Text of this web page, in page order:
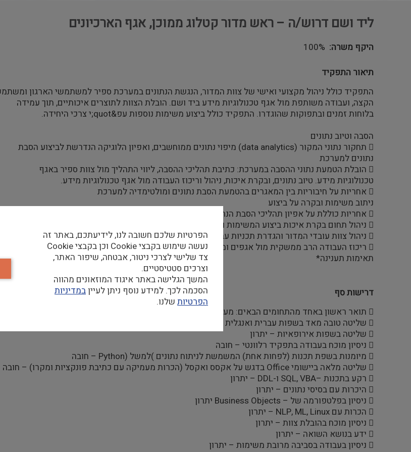
ליד ושם דרוש/ה – ראש מדור קטלוג ממוכן, אגף הארכיונים
היקף משרה 100%
תיאור התפקיד
התפקיד כולל ניהול מקצועי ואישי של צוות המדור, הנגשת הנתונים במערכת ספיר למשתמשי הארגון
הקצה, ועבודה משותפת מול אגף טכנולוגיות מידע ביד ושם. הובלת הצוות לתוצרים איכותיים, תוך עמידה
בלוחות זמנים ובתפוקות שהוגדרו. התפקיד כולל ביצוע משימות נוספות עפ&quot;י צרכי היחידה.
הסבה וטיוב נתונים
 תחקור נתוני המקור (data analytics) מיפוי נתונים ממוחשבים, ואפיון הלוגיקה הנדרשת לביצוע הסבת
נתונים למערכת
 הובלת הטמעת נתוני ההסבה במערכת: כתיבת תהליכי ההסבה, ליווי התהליך מול צוות ספיר באגף
טכנולוגיות מידע. טיוב נתונים, ובקרת איכות, ניהול וריכוז העבודה מול אגף טכנולוגיות מידע.
 אחריות על חיבוריות בין המאגרים בהטמעת הסבת נתונים ומולטימדיה למערכת
ניתוב משימות ובקרה על ביצוע
 אחריות כוללת על אפיון תהליכי הסבת הנתונים, על כתיבת נהלים והגדרת סטנדרטים להסבה
 ניהול תחום בקרת איכות ביצוע המשימות ועמידה בסטנדרטים מקצועיים בתחום טיוב נתונים
 ניהול צוות עובדי המדור והגדרת תכניות עבודה מדוריות ואישיות
 ריכוז העבודה הרב ממשקית מול אגפים ומחלקות ביד ושם
תאימות תענינה*
דרישות סף
 תואר ראשון באחד מהתחומים הבאים: מערכות מידע / ניתוח מערכות / ניהול ידע (BI) / מידענות / בלשנות/ בלשנות חישובית – חובה; תארים מתקדמים – יתרון
 שליטה טובה מאד בשפות עברית ואנגלית – חובה
 שליטה בשפות אירופאיות – יתרון
 ניסיון מוכח בעבודה בתפקיד רלוונטי – חובה
 מיומנות בשפת תכנות (לפחות אחת) המשמשת לניתוח נתונים )למשל (Python – חובה
 שליטה מלאה ביישומי Office בדגש על אקסס ואקסל (הכרות מעמיקה עם כתיבת פונקציות ומקרו) – חובה
 רקע בתכנות –SQL, VBA ו-DDL – יתרון
 היכרות עם בסיסי נתונים – יתרון
 ניסיון בפלטפורמה של – Business Objects יתרון
 הכרות עם NLP, ML, Linux – יתרון
 ניסיון מוכח בהובלת צוות – יתרון
 ידע בנושא השואה – יתרון
 ניסיון בעבודה בסביבה מרובת משימות – יתרון
הפרטיות שלכם חשובה לנו, לידיעתכם, באתר זה
נעשה שימוש בקבצי Cookie וכן בקבצי Cookie
צד שלישי לצרכי ניטור, אבטחה, שיפור האתר,
וצרכים סטטיסטיים.
המשך הגלישה באתר איגוד המוזאונים מהווה
הסכמה לכך. למידע נוסף ניתן לעייןבמדיניות
הפרטיות שלנו.